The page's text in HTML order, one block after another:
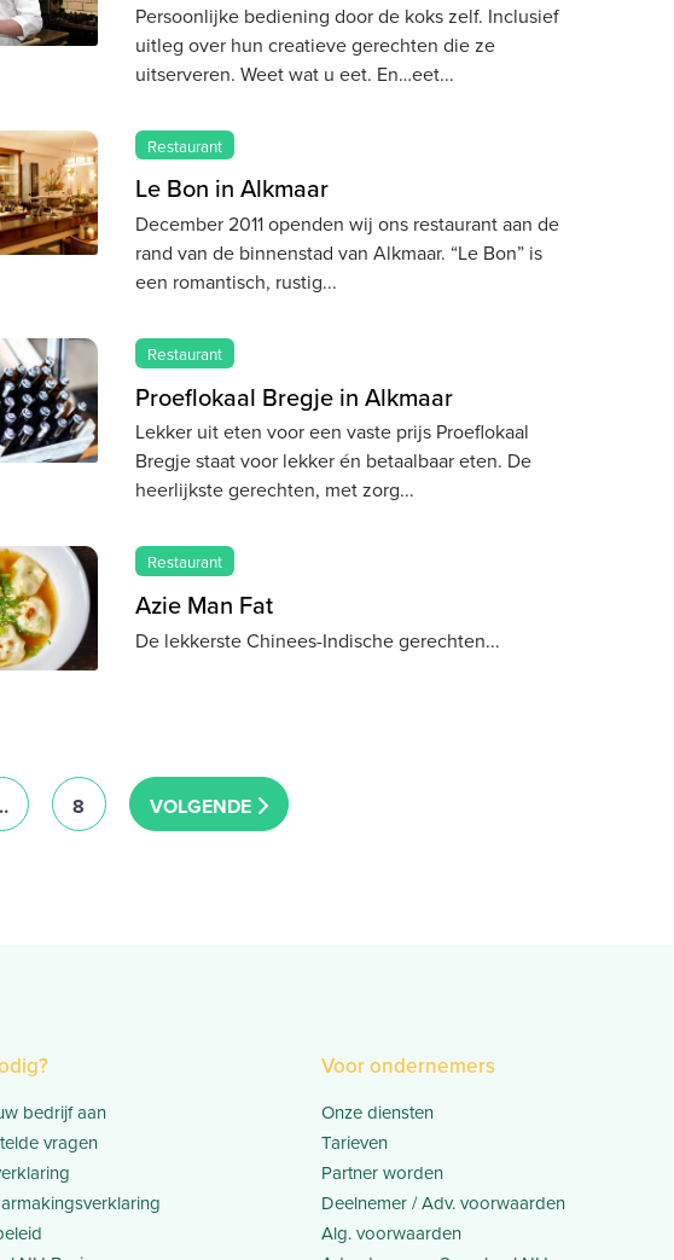
Persoonlijke bediening door de koks zelf. Inclusief
uitleg over hun creatieve gerechten die ze
uitserveren. Weet wat u eet. En…eet
Restaurant
Le Bon in Alkmaar
December 2011 openden wij ons restaurant aan de
rand van de binnenstad van Alkmaar. “Le Bon” is
een romantisch, rustig
Restaurant
Proeflokaal Bregje in Alkmaar
Lekker uit eten voor een vaste prijs Proeflokaal
Bregje staat voor lekker én betaalbaar eten. De
heerlijkste gerechten, met zorg
Restaurant
Azie Man Fat
De lekkerste Chinees-Indische gerechten
8 OLDER POSTS
bedrijf aan
vragen
Voor ondernemers
Onze diensten
Tarieven
Partner worden
Deelnemer / Adv. voorwaarden
Alg. voorwaarden